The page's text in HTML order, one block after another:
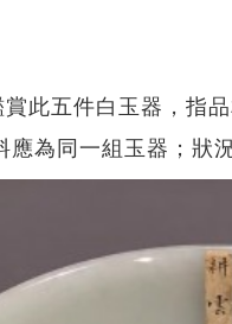
此五件白玉器，指
為同一組玉器；狀